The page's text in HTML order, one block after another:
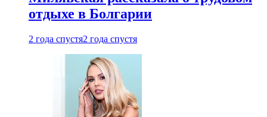
отдыхе в Болгарии
2 года спустя2 года спустя